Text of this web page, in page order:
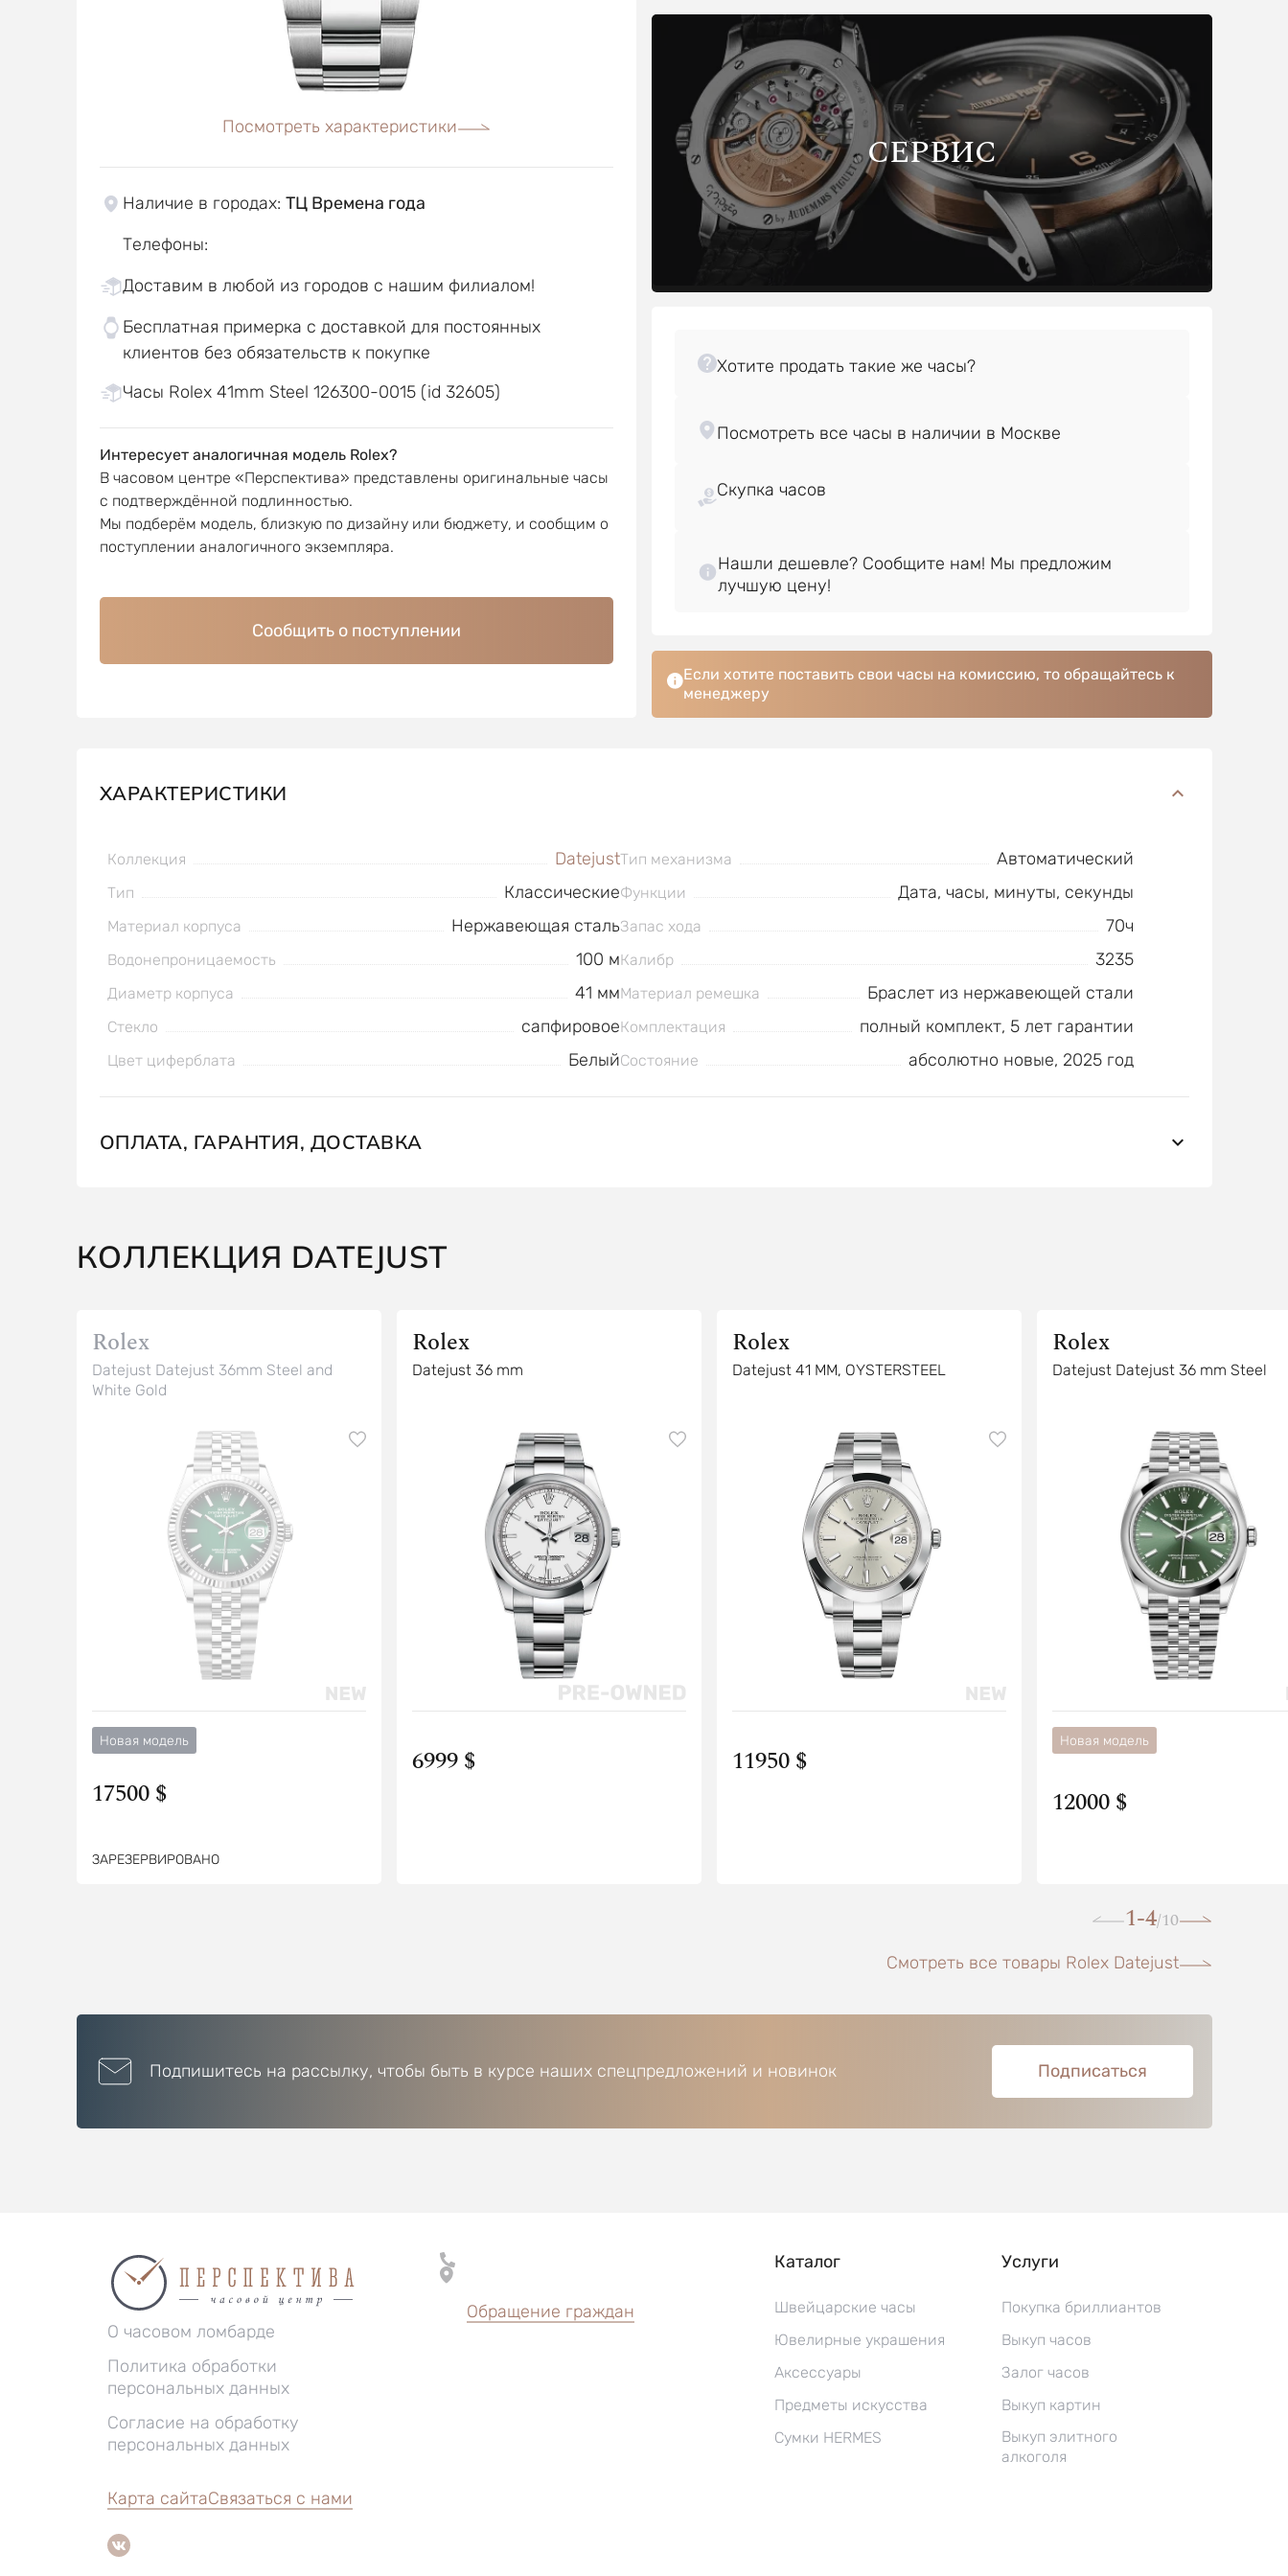
Посмотреть характеристики
Наличие в городах: ТЦ Времена года
Телефоны:
Доставим в любой из городов с нашим филиалом!
Бесплатная примерка с доставкой для постоянных
клиентов без обязательств к покупке
Часы Rolex 41mm Steel 126300-0015 (id 32605)
Интересует аналогичная модель Rolex?
В часовом центре «Перспектива» представлены оригинальные часы
с подтверждённой подлинностью.
Мы подберём модель, близкую по дизайну или бюджету, и сообщим о
поступлении аналогичного экземпляра.
Сообщить о поступлении
СЕРВИС
Скупка часов
Нашли дешевле? Сообщите нам! Мы предложим
Если хотите поставить свои часы на комиссию, то обращайтесь к
менеджеру
ХАРАКТЕРИСТИКИ
Коллекция Datejust
Тип Классические
Материал корпуса Нержавеющая сталь
Водонепроницаемость 100 м
Диаметр корпуса 41 мм
Стекло сапфировое
Цвет циферблата Белый
Тип механизма Автоматический
Функции Дата, часы, минуты, секунды
Запас хода 70ч
Калибр 3235
Материал ремешка Браслет из нержавеющей стали
Комплектация полный комплект, 5 лет гарантии
Состояние абсолютно новые, 2025 год
ОПЛАТА, ГАРАНТИЯ, ДОСТАВКА
КОЛЛЕКЦИЯ DATEJUST
Rolex
Datejust Datejust 36mm Steel and
White Gold
Новая модель
17500 $
ЗАРЕЗЕРВИРОВАНО
Rolex
Datejust 36 mm
6999 $
Rolex
Datejust 41 MM, OYSTERSTEEL
11950 $
Rolex
Datejust Datejust 36 mm Steel
Новая модель
12000 $
1-4/10
Смотреть все товары Rolex Datejust
Подпишитесь на рассылку, чтобы быть в курсе наших спецпредложений и новинок Подписаться
О часовом ломбарде
Политика обработки
персональных данных
Согласие на обработку
персональных данных
Обращение граждан
Каталог
Швейцарские часы
Ювелирные украшения
Аксессуары
Предметы искусства
Сумки HERMES
Услуги
Покупка бриллиантов
Выкуп часов
Залог часов
Выкуп картин
Выкуп элитного
алкоголя
Карта сайтаСвязаться с нами